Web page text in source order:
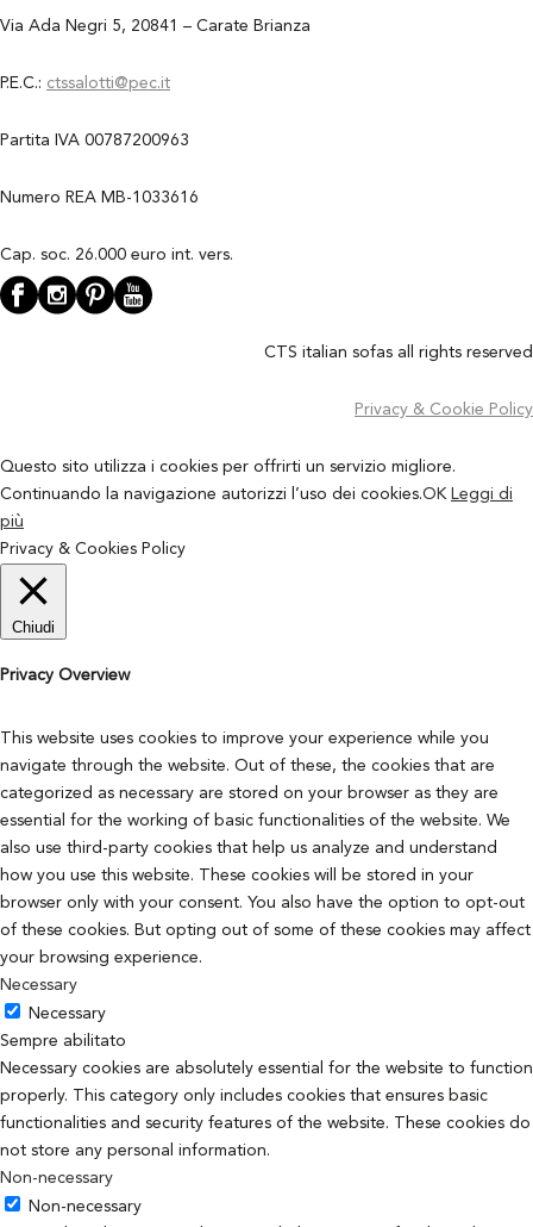
Via Ada Negri 5, 20841 – Carate Brianza
P.E.C.: ctssalotti@pec.it
Partita IVA 00787200963
Numero REA MB-1033616
Cap. soc. 26.000 euro int. vers.
CTS italian sofas all rights reserved
Privacy & Cookie Policy
Questo sito utilizza i cookies per offrirti un servizio migliore.
Continuando la navigazione autorizzi l’uso dei cookies.OK Leggi di
più
Privacy & Cookies Policy
Chiudi
Privacy Overview
This website uses cookies to improve your experience while you
navigate through the website. Out of these, the cookies that are
categorized as necessary are stored on your browser as they are
essential for the working of basic functionalities of the website. We
also use third-party cookies that help us analyze and understand
how you use this website. These cookies will be stored in your
browser only with your consent. You also have the option to opt-out
of these cookies. But opting out of some of these cookies may affect
your browsing experience.
Necessary
Necessary
Sempre abilitato
Necessary cookies are absolutely essential for the website to function
properly. This category only includes cookies that ensures basic
functionalities and security features of the website. These cookies do
not store any personal information.
Non-necessary
Non-necessary